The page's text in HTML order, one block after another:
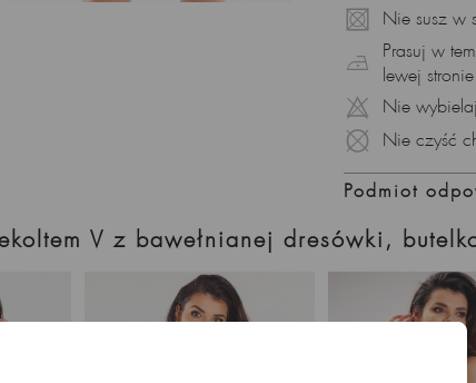
Oversize Krój –
Luźny oversize
jednocześnie
streetwearowym.
Bawełniana
Uszyta z
sukienka
jednocześnie
Dekolt V oraz
dodając
Uniwersalność
Nie susz w
Prasuj w
lewej stronie
Nie wybielaj
Nie czyść
Podmiot
V z bawełnianej dresówki,